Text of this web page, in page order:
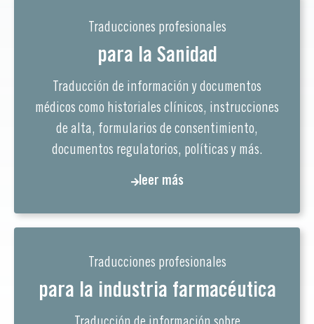
Traducciones profesionales
para la Sanidad
Traducción de información y documentos
médicos como historiales clínicos, instrucciones
de alta, formularios de consentimiento,
documentos regulatorios, políticas y más.
leer más
Traducciones profesionales
para la industria farmacéutica